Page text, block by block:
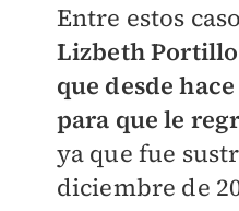
Entre estos
Lizbeth
que desde
para que le
ya que fue
diciembre de